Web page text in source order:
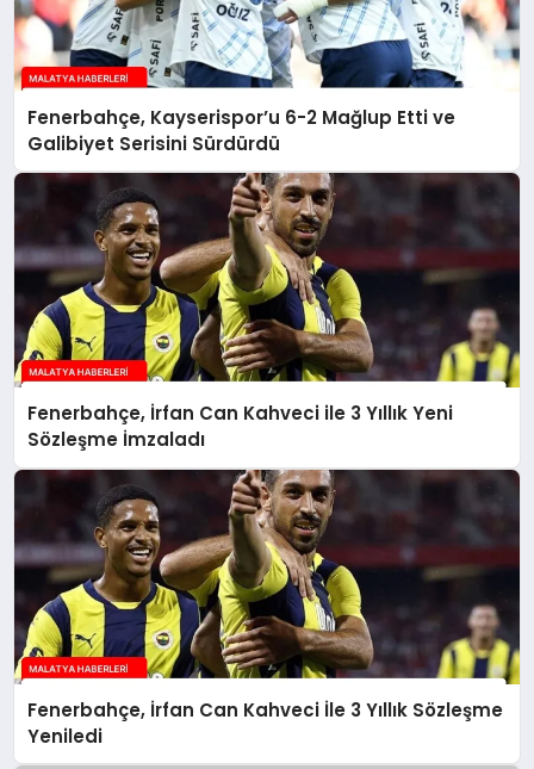
Fenerbahçe, Kayserispor’u 6-2 Mağlup Etti ve
Galibiyet Serisini Sürdürdü
Fenerbahçe, İrfan Can Kahveci ile 3 Yıllık Yeni
Sözleşme İmzaladı
Fenerbahçe, İrfan Can Kahveci İle 3 Yıllık Sözleşme
Yeniledi